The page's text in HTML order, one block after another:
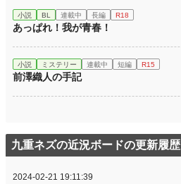
小説 BL 連載中 長編 R18
あっぱれ！我が青春！
小説 ミステリー 連載中 短編 R15
前澤織人の手記
九重ネズの近況ボードの更新履歴
2024-02-21 19:11:39